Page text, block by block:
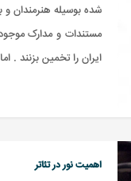
شده بوسيله هنرمندان و
مستندات و مدارک
ايران را تخمين بزنند .
اهمیت نور در تئاتر